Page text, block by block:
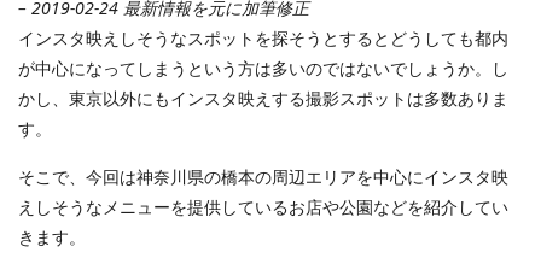
– 2019-02-24 最新情報を元に加筆修正
インスタ映えしそうなスポットを探そうとするとどうしても都内
が中心になってしまうという方は多いのではないでしょうか。し
かし、東京以外にもインスタ映えする撮影スポットは多数ありま
す。
そこで、今回は神奈川県の橋本の周辺エリアを中心にインスタ映
えしそうなメニューを提供しているお店や公園などを紹介してい
きます。